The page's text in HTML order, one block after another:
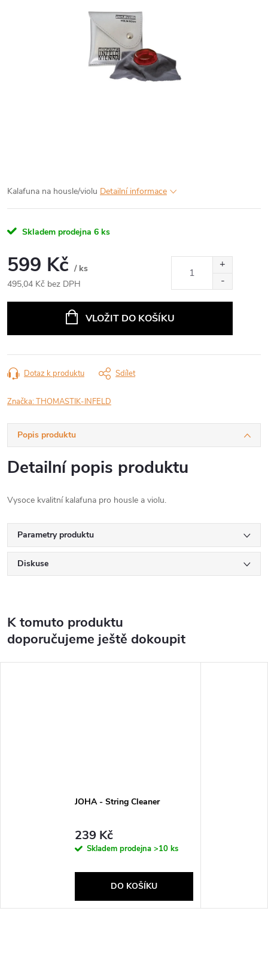
Kalafuna na housle/violu Detailní informace
Skladem prodejna 6 ks
599 Kč / ks
495,04 Kč bez DPH
VLOŽIT DO KOŠÍKU
Dotaz k produktu Sdílet
Značka:THOMASTIK-INFELD
Popis produktu
Detailní popis produktu
Vysoce kvalitní kalafuna pro housle a violu.
Parametry produktu
Diskuse
K tomuto produktu
doporučujeme ještě dokoupit
JOHA - String Cleaner
239 Kč
Skladem prodejna >10 ks
DO KOŠÍKU